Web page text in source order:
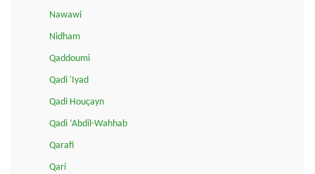
Nawawi
Nidham
Qaddoumi
Qadi 'Iyad
Qadi Houçayn
Qadi ‘Abdil-Wahhab
Qarafi
Qari